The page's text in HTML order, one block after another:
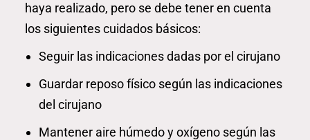
haya realizado, pero se debe tener en cuenta
los siguientes cuidados básicos:
Seguir las indicaciones dadas por el cirujano
Guardar reposo físico según las indicaciones
del cirujano
Mantener aire húmedo y oxígeno según las